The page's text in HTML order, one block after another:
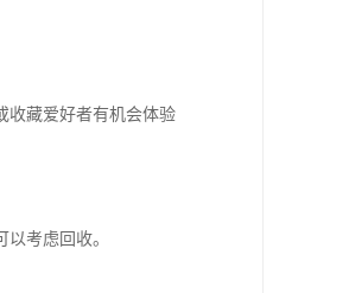
收藏爱好者有机会体验
考虑回收。